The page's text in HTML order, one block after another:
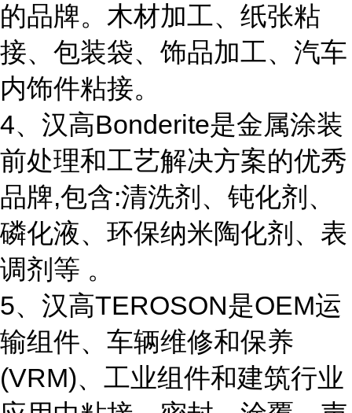
的品牌。木材加工、纸张粘
接、包装袋、饰品加工、汽车
内饰件粘接。
4、汉高Bonderite是金属涂装
前处理和工艺解决方案的优秀
品牌,包含:清洗剂、钝化剂、
磷化液、环保纳米陶化剂、表
调剂等 。
5、汉高TEROSON是OEM运
输组件、车辆维修和保养
(VRM)、工业组件和建筑行业